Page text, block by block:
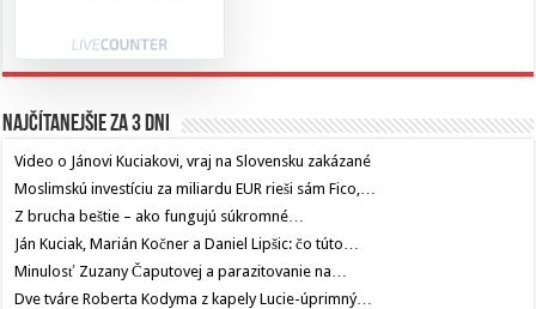
Najčítanejšie za 3 dni
Video o Jánovi Kuciakovi, vraj na Slovensku zakázané
Moslimskú investíciu za miliardu EUR rieši sám Fico,…
Z brucha beštie – ako fungujú súkromné…
Ján Kuciak, Marián Kočner a Daniel Lipšic: čo túto…
Minulosť Zuzany Čaputovej a parazitovanie na…
Dve tváre Roberta Kodyma z kapely Lucie-úprimný…